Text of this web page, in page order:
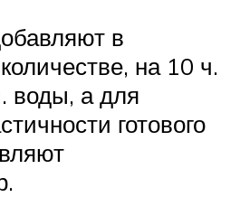
в
на 10 ч.
воды, а для
готового